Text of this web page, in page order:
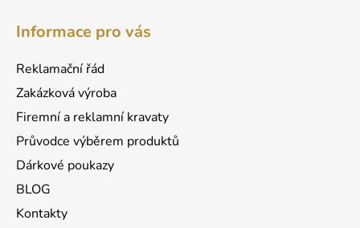
Informace pro vás
Reklamační řád
Zakázková výroba
Firemní a reklamní kravaty
Průvodce výběrem produktů
Dárkové poukazy
BLOG
Kontakty